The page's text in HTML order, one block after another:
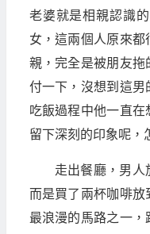
老婆就是相親認識
女，這兩個人原來
親，完全是被朋友
付一下，沒想到這男
吃飯過程中他一直
留下深刻的印象呢，
走出餐廳，男人
而是買了兩杯咖啡
最浪漫的馬路之一